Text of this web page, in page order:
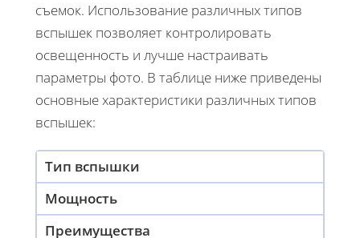
съемок. Использование различных типов
вспышек позволяет контролировать
освещенность и лучше настраивать
параметры фото. В таблице ниже приведены
основные характеристики различных типов
вспышек:
Тип вспышки
Мощность
Преимущества